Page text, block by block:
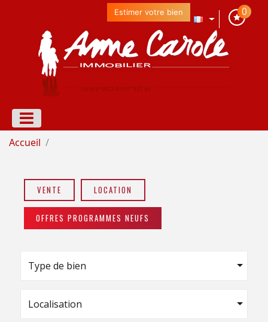
0
Estimer votre bien
Accueil
VENTE LOCATION
OFFRES PROGRAMMES NEUFS
Type de bien
Localisation